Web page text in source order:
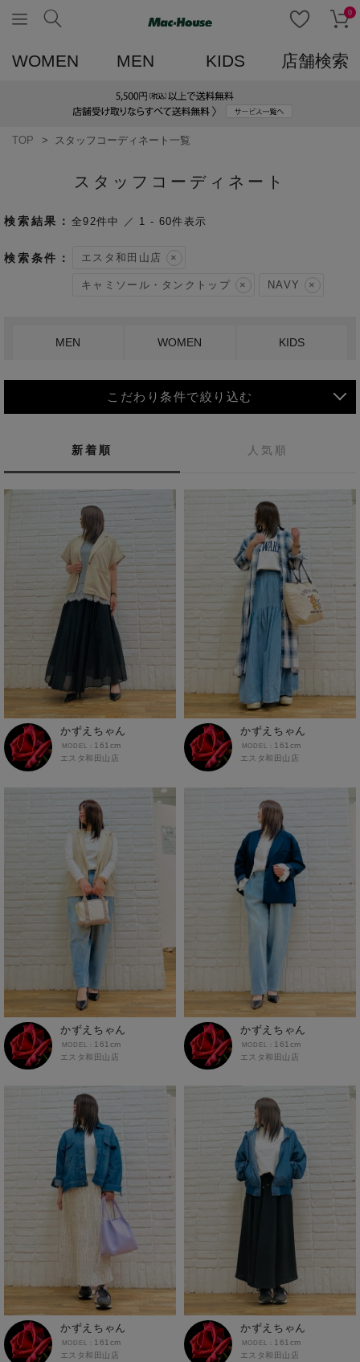
0
WOMEN MEN KIDS 店舗検索
TOP スタッフコーディネート一覧
スタッフコーディネート
エスタ和田山店
キャミソール・タンクトップ NAVY
MEN WOMEN KIDS
こだわり条件で絞り込む
MEN
コーチジャケット
コート
その他アウター
ダウンジャケット
テーラードジャケット
デニムジャケット
ベスト
マウンテンパーカー・ウィンドブレーカー
トップス
カーディガン
キャミソール・タンクトップ
スウェット・トレーナー
タンクトップ
ニット・セーター
ベスト・ジレ
ポロシャツ
五分袖・七分袖Tシャツ
五分袖・七分袖シャツ
長袖Tシャツ
長袖シャツ
半袖Tシャツ
半袖シャツ
ボトムス
カーゴパンツ
クロップドパンツ・アンクルパンツ
ジョガーパンツ
スウェットパンツ
スカート
チノパン
～109cm
110cm～119cm
120cm～129cm
130cm～139cm
140cm～149cm
150cm～159cm
160cm～169cm
170cm～179cm
180cm～189cm
北海道
アルティモール東神楽店
イオン札幌西岡店
東北
銀河モール花巻店
イオンタウン南陽店
ガーラタウン青森店
イオン米沢店
関東
ジョイフル本田千代田店
イオン栃木店
MINANO分倍河原店
ガーデン前橋店
イオンモール下妻店
MEGAドン・キホーテUNY佐原東店
イオンタウンふじみ野店
ザ・マーケットプレイス川越的場店
川崎DICE店
イオンタウン水戸南
ギャラリエアピタ知立店
イオンタウン大垣店
エアポートウォーク名古屋店
イオンタウン刈谷店
ラグーナテンボス蒲郡店
バロー刈谷店
NAVYららぽーと沼津
NAVY イオンモール豊川
須坂インター店
塩尻GAZA店
イオン名古屋東
イオンモールとなみ
イオンモール東員
イオンモールかほく
近畿
エコール・リラ店
フレスポ福知山店
エスタ和田山店
イオンモール東員
バザールタウン篠山店
ミ・ナーラ店
セブンパーク天美店
ピフレ新長田店
ゆめタウン姫路店
コムボックス光明池店
イオン山崎店
イトーヨーカドー明石店
パラディ学園前
中国
Pモール藤田店
フジグラン三原店
ゆめタウン益田店
四国
パワーセンター高知店
フジグラン北島店
高知インター北川添
イオンモール今治新都市
イオンモール三光店
フレスポ鳥栖店
イオンタウン日向店
イオンモール大牟田
アクロスプラザ森町
オプシアミスミ店
フェニックスガーデン浮の城店
ゆめタウンシティモール店
モラージュ佐賀店
アクロスモール春日店
ゆめタウン飯塚店
アクロスプラザ諫早店
あけのアクロス
ジャングルパーク
イオン北谷店
イーアス沖縄豊崎
本部
本部
30代 20代
カジュアルスタイル 大人カジュアル
休日スタイル ゆるコーデ
春夏コーデ 50代 楽チンスタイル
スニーカーコーデ 春コーデ 低身長
涼しい素材
新着順 人気順
92件中 1 - 60件表示
かずえちゃん
エスタ和田山店
161cm
かずえちゃん
エスタ和田山店
161cm
かずえちゃん
エスタ和田山店
161cm
かずえちゃん
エスタ和田山店
161cm
かずえちゃん
エスタ和田山店
161cm
かずえちゃん
エスタ和田山店
161cm